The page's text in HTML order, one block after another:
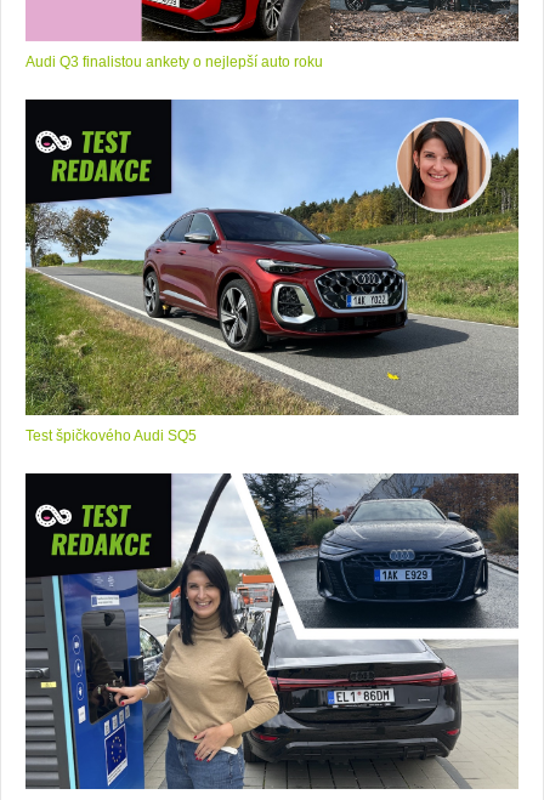
Audi Q3 finalistou ankety o nejlepší auto roku
Test špičkového Audi SQ5